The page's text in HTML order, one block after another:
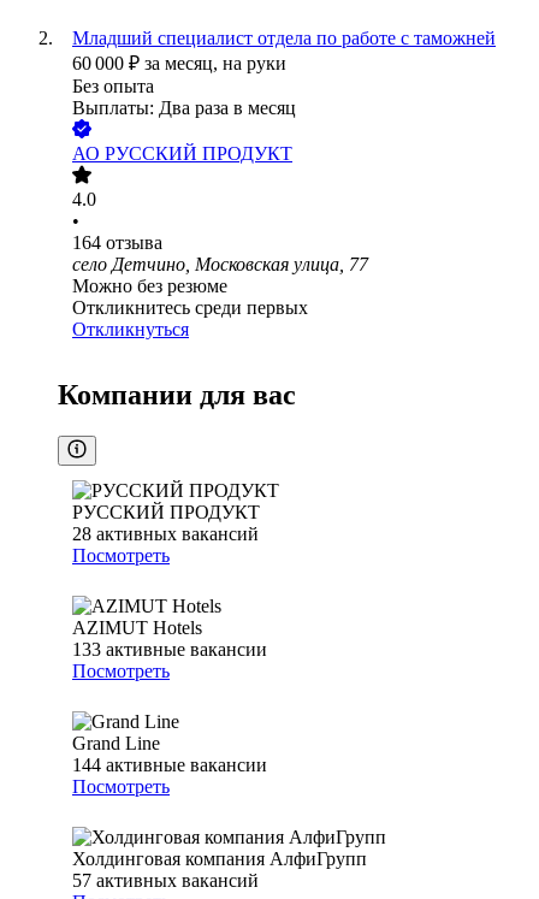
Младший специалист отдела по работе с таможней
60 000 ₽ за месяц, на руки
Без опыта
Выплаты: Два раза в месяц
АО РУССКИЙ ПРОДУКТ
4.0
•
164 отзыва
село Детчино, Московская улица, 77
Можно без резюме
Откликнитесь среди первых
Откликнуться
Компании для вас
РУССКИЙ ПРОДУКТ
28 активных вакансий
Посмотреть
AZIMUT Hotels
133 активные вакансии
Посмотреть
Grand Line
144 активные вакансии
Посмотреть
Холдинговая компания АлфиГрупп
57 активных вакансий